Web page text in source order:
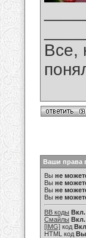
Все,
Ваши права
Вы не
Вы не
Вы не
Вы не
BB коды Вкл.
Смайлы Вкл.
[IMG] код
HTML код